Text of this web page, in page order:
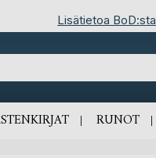
Lisätietoa BoD:sta
RUNOT